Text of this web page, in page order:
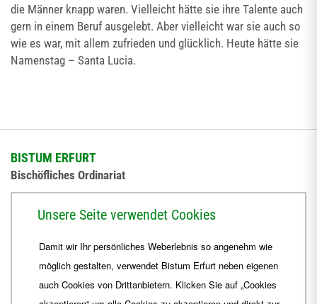
die Männer knapp waren. Vielleicht hätte sie ihre Talente auch
gern in einem Beruf ausgelebt. Aber vielleicht war sie auch so
wie es war, mit allem zufrieden und glücklich. Heute hätte sie
Namenstag – Santa Lucia.
BISTUM ERFURT
Bischöfliches Ordinariat
+49 361 6572-444
ordinariat Bistum-Erfurt.de
Unsere Seite verwendet Cookies
Damit wir Ihr persönliches Weberlebnis so angenehm wie
möglich gestalten, verwendet Bistum Erfurt neben eigenen
auch Cookies von Drittanbietern. Klicken Sie auf „Cookies